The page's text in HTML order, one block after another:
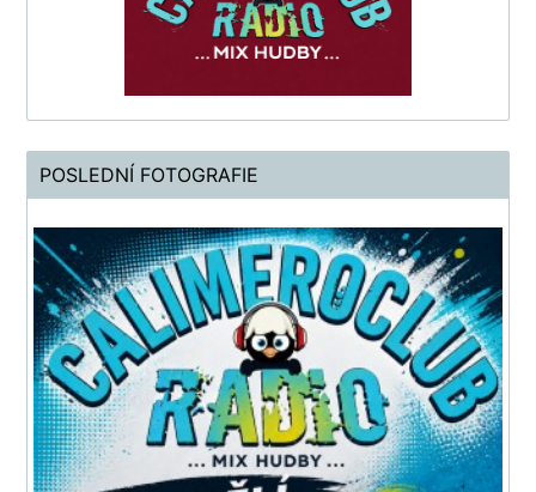
POSLEDNÍ FOTOGRAFIE